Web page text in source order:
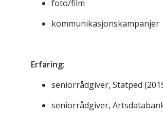
foto/film
kommunikasjonskampanjer
Erfaring:
seniorrådgiver, Statped
seniorrådgiver,